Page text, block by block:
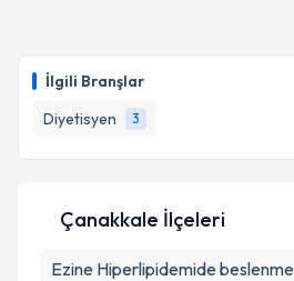
İlgili Branşlar
Diyetisyen
3
Çanakkale İlçeleri
Ezine Hiperlipidemide beslenme